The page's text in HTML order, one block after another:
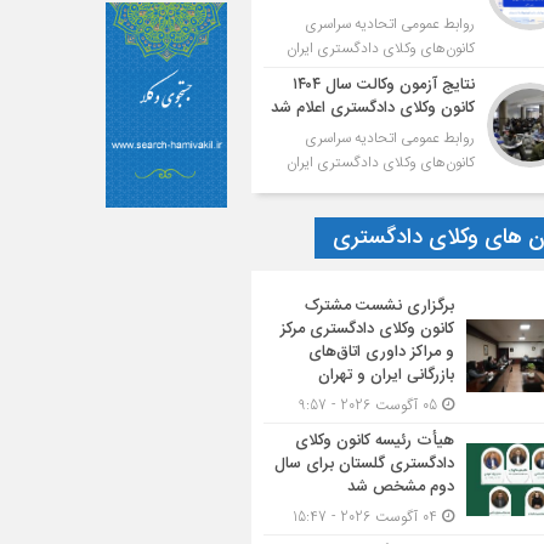
روابط عمومی اتحادیه سراسری
کانون‌های وکلای دادگستری ایران
نتایج آزمون وکالت سال ۱۴۰۴
کانون وکلای دادگستری اعلام شد
روابط عمومی اتحادیه سراسری
کانون‌های وکلای دادگستری ایران
های وکلای دادگستری
برگزاری نشست مشترک
کانون وکلای دادگستری مرکز
و مراکز داوری اتاق‌های
بازرگانی ایران و تهران
هیأت ‌رئیسه کانون وکلای
دادگستری گلستان برای سال
دوم مشخص شد